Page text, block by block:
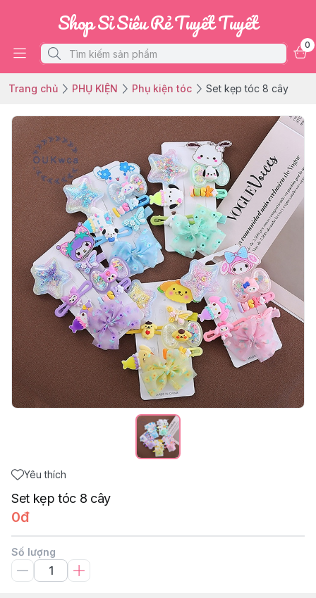
Shop Sỉ Siêu Rẻ Tuyết Tuyết
0
Trang chủ PHỤ KIỆN Phụ kiện tóc Set kẹp tóc 8 cây
Yêu thích
Set kẹp tóc 8 cây
0đ
Số lượng